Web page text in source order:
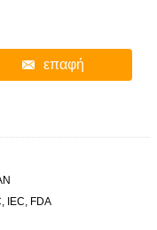
επαφή
IEC, FDA